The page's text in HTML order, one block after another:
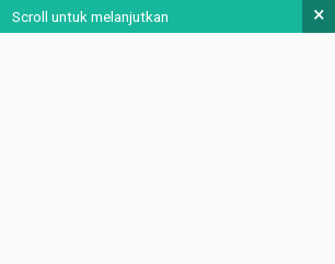
Scroll untuk melanjutkan ×